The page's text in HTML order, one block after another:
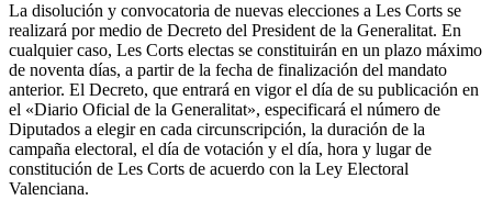
La disolución y convocatoria de nuevas elecciones a Les Corts se
realizará por medio de Decreto del President de la Generalitat. En
cualquier caso, Les Corts electas se constituirán en un plazo máximo
de noventa días, a partir de la fecha de finalización del mandato
anterior. El Decreto, que entrará en vigor el día de su publicación en
el «Diario Oficial de la Generalitat», especificará el número de
Diputados a elegir en cada circunscripción, la duración de la
campaña electoral, el día de votación y el día, hora y lugar de
constitución de Les Corts de acuerdo con la Ley Electoral
Valenciana.